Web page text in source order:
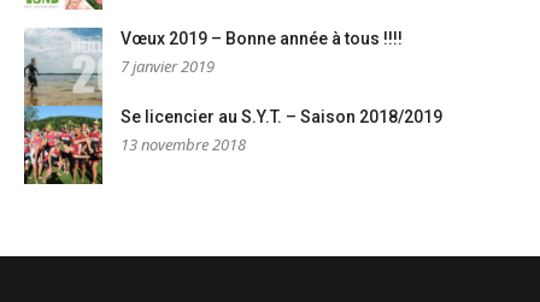
Vœux 2019 – Bonne année à tous !!!!
7 janvier 2019
Se licencier au S.Y.T. – Saison 2018/2019
13 novembre 2018